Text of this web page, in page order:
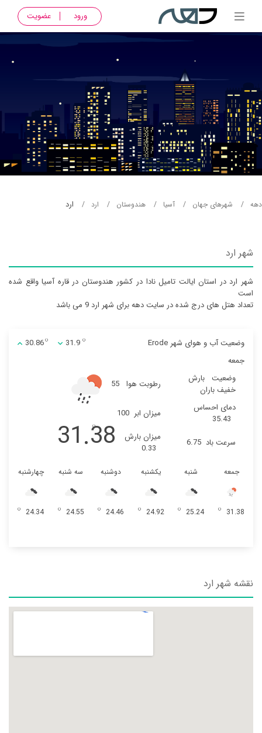
ورود عضویت
دهه شهرهای جهان آسيا هندوستان ارد ارد
شهر ارد
شهر ارد در استان ایالت تامیل نادا در کشور هندوستان در قاره آسيا واقع شده
است
تعداد هتل های درج شده در سایت دهه برای شهر ارد 9 می باشد
وضعیت آب و هوای شهر Erode 30.86
31.9
جمعه
وضعیت
بارش
خفیف باران
رطوبت هوا 55
دمای احساس
35.43
میزان ابر 100
سرعت باد 6.75
میزان بارش
0.33
31.38
جمعه
31.38
شنبه
25.24
یکشنبه
24.92
دوشنبه
24.46
سه شنبه
24.55
چهارشنبه
24.34
نقشه شهر ارد